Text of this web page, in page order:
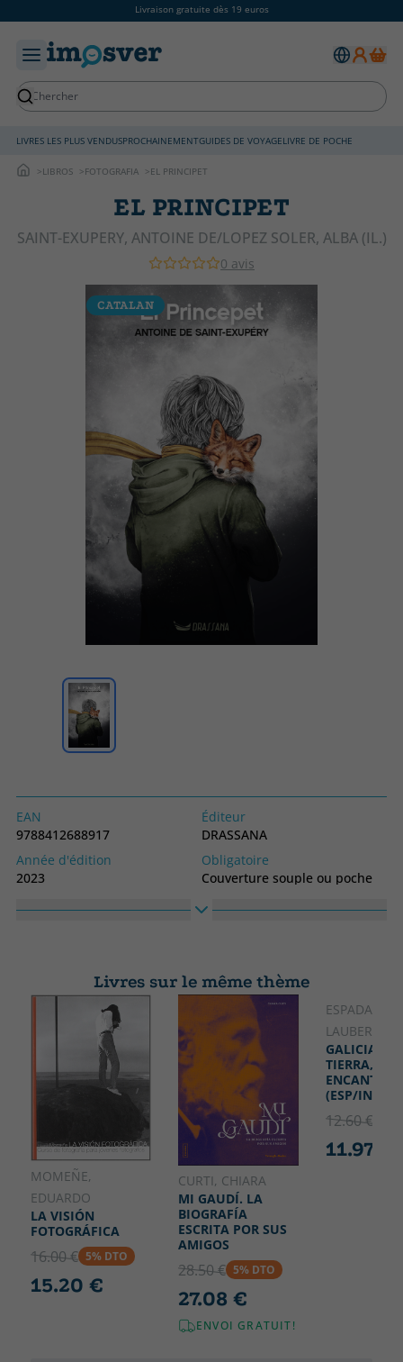
Livraison gratuite dès 19 euros
LIVRES LES PLUS VENDUSPROCHAINEMENTGUIDES DE VOYAGELIVRE DE POCHE
LIBROS FOTOGRAFIA EL PRINCIPET
EL PRINCIPET
SAINT-EXUPERY, ANTOINE DE/LOPEZ SOLER, ALBA (IL.)
0 avis
CATALAN
EAN
9788412688917
Éditeur
DRASSANA
Année d'édition
2023
Obligatoire
Couverture souple ou poche
N° collection
Livres sur le même thème
MOMEÑE,
EDUARDO
LA VISIÓN
FOTOGRÁFICA
16.00 € 5% DTO
15.20 €
CURTI, CHIARA
MI GAUDÍ. LA
BIOGRAFÍA
ESCRITA POR SUS
AMIGOS
28.50 € 5% DTO
27.08 €
ENVOI GRATUIT!
ESPADA,
LAUBER,
GALICIA.
ENCANTO.
(ESP/ING)
12.60 €
11.97 €